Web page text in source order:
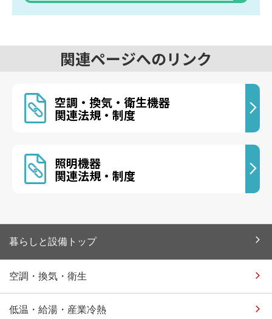
関連ページへのリンク
空調・換気・衛生機器
関連法規・制度
照明機器
関連法規・制度
暮らしと設備トップ
空調・換気・衛生
低温・給湯・産業冷熱